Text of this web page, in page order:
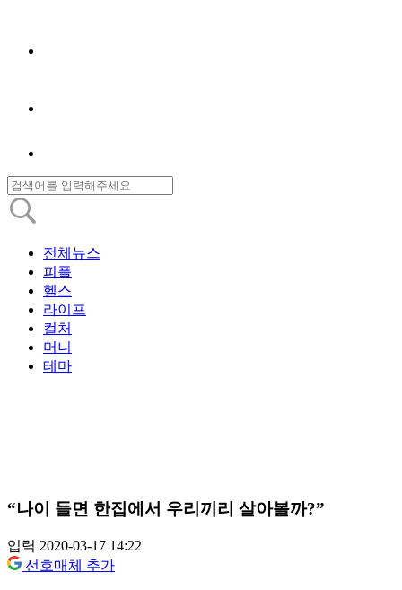
전체뉴스
피플
헬스
라이프
컬처
머니
테마
“나이 들면 한집에서 우리끼리 살아볼까?”
입력 2020-03-17 14:22
선호매체 추가